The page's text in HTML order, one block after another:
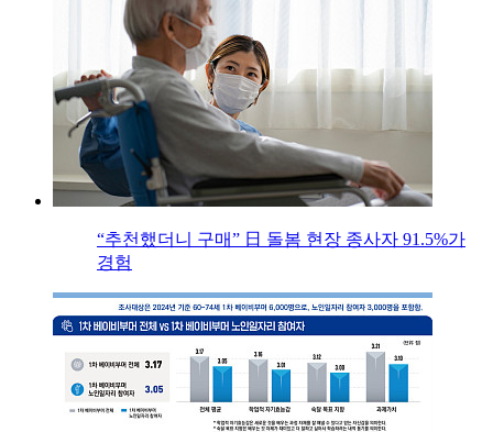
“추천했더니 구매” 日 돌봄 현장 종사자 91.5%가
경험